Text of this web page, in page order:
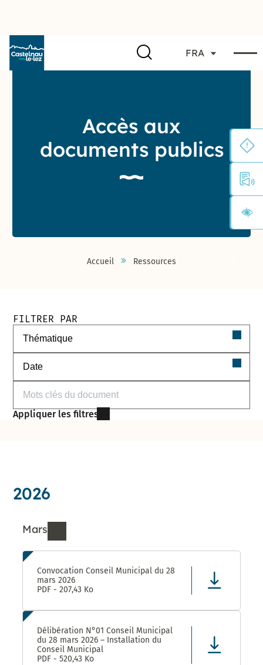
FRA
Accès aux
documents publics
Accueil Ressources
Filtres de recherche des documents
FILTRER PAR
Filtrer par thématique
Filtrer par date
Filtrer par mots-clés
Appliquer les filtres
2026
Mars
Ressources de Mars 2026
Convocation Conseil Municipal du 28
mars 2026
PDF - 207,43 Ko
Délibération N°01 Conseil Municipal
du 28 mars 2026 – Installation du
Conseil Municipal
PDF - 520,43 Ko